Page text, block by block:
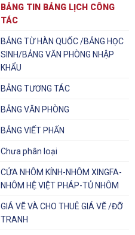
BẢNG TIN BẢNG LỊCH CÔNG
TÁC
BẢNG TỪ HÀN QUỐC /BẢNG HỌC
SINH/BẢNG VĂN PHÒNG NHẬP
KHẨU
BẢNG TƯƠNG TÁC
BẢNG VĂN PHÒNG
BẢNG VIẾT PHẤN
Chưa phân loại
CỬA NHÔM KÍNH-NHÔM XINGFA-
NHÔM HỆ VIỆT PHÁP-TỦ NHÔM
GIÁ VẼ VÀ CHO THUÊ GIÁ VẼ /ĐỠ
TRANH